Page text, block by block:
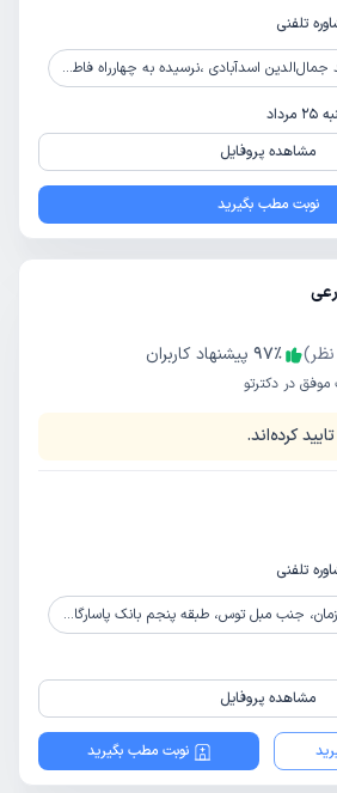
تلفنی
اسدآبادی ،نرسیده به چهارراه فاطمیه، طبقه بالای عکاسی ساسان, طبقه دوم، واحد 1
مشاهده پروفایل
نوبت مطب بگیرید
نظر) 97٪
پیشنهاد کاربران
موفق در دکترتو
کرده‌اند.
تلفنی
جنب مبل توس، طبقه پنجم بانک پاسارگاد، واحد ۱۶
مشاهده پروفایل
نوبت مطب بگیرید